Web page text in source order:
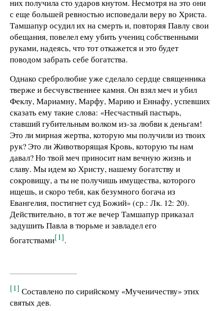
них получила сто ударов кнутом. Несмотря на это они
с еще большей ревностью исповедали веру во Христа.
Тамшапур осудил их на смерть и, повторяя Павлу свои
обещания, повелел ему убить учениц собственными
руками, надеясь, что тот откажется и это будет
поводом забрать себе богатства.
Однако сребролюбие уже сделало сердце священника
тверже и бесчувственнее камня. Он взял меч и убил
Феклу, Мариамну, Марфу, Марию и Еннафу, успевших
сказать ему такие слова: «Несчастный пастырь,
ставший губительным волком из-за любви к деньгам!
Это ли мирная жертва, которую мы получили из твоих
рук? Это ли Животворящая Кровь, которую ты нам
давал? Но твой меч приносит нам вечную жизнь и
славу. Мы идем ко Христу, нашему богатству и
сокровищу, а ты не получишь имущества, которого
ищешь, и скоро тебя, как безумного богача из
Евангелия, постигнет суд Божий» (ср.: Лк. 12: 20).
Действительно, в тот же вечер Тамшапур приказал
задушить Павла в тюрьме и завладел его
богатствами[1].
[1] Составлено по сирийскому «Мученичеству» этих
святых дев.